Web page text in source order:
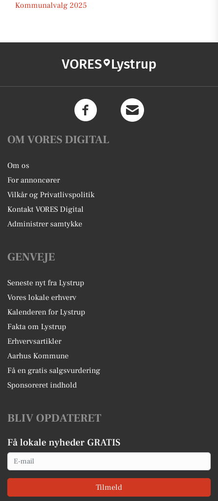
Kommunalvalg 2025
VORES Lystrup
OM VORES DIGITAL
Om os
For annoncører
Vilkår og Privatlivspolitik
Kontakt VORES Digital
Administrer samtykke
GENVEJE
Seneste nyt fra Lystrup
Vores lokale erhverv
Kalenderen for Lystrup
Fakta om Lystrup
Erhvervsartikler
Aarhus Kommune
Få en gratis salgsvurdering
Sponsoreret indhold
BLIV OPDATERET
Få lokale nyheder GRATIS
Email
Tilmeld